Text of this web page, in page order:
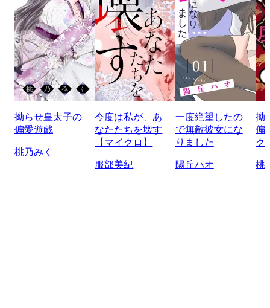
拗らせ皇太子の
偏愛遊戯
桃乃みく
今度は私が、あ
なたたちを壊す
【マイクロ】
服部美紀
一度絶望したの
で無敵彼女にな
りました
陽丘ハオ
拗
偏
ク
桃